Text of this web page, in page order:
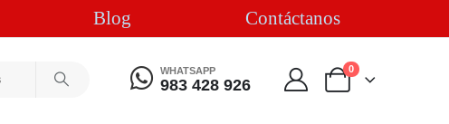
Blog Contáctanos
WHATSAPP
983 428 926
0